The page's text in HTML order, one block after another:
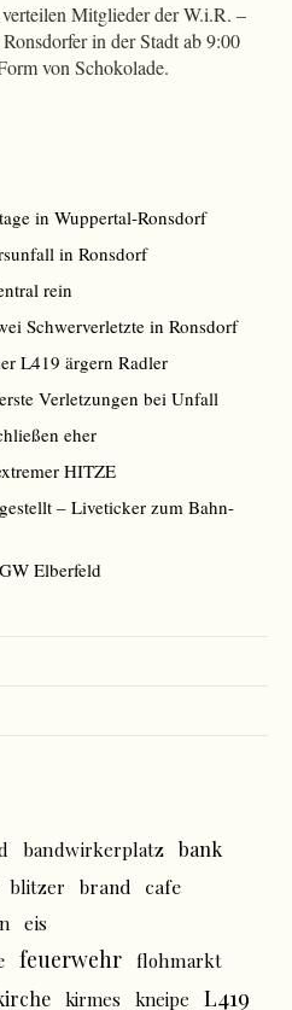
Mitglieder der W.i.R. –
in der Stadt ab 9:00
von Schokolade.
in Wuppertal-Ronsdorf
in Ronsdorf
rein
Schwerverletzte in Ronsdorf
L419 ärgern Radler
Verletzungen bei Unfall
eher
HITZE
– Liveticker zum Bahn-
Elberfeld
bandwirkerplatz bank
blitzer brand
cafe
eis
feuerwehr flohmarkt
kirmes kneipe L419